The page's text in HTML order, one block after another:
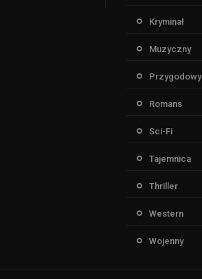
Kryminał
Muzyczny
Przygodowy
Romans
Sci-Fi
Tajemnica
Thriller
Western
Wojenny